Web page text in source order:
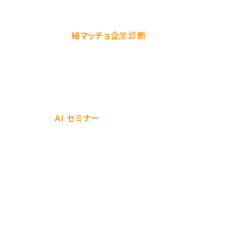
感じる方は、まず細マッチョ企業診断
EXBANK のAI セミナー